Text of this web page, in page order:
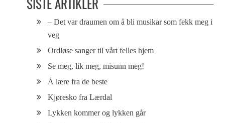
– Det var draumen om å bli musikar som fekk meg i
veg
Ordløse sanger til vårt felles hjem
Se meg, lik meg, misunn meg!
Å lære fra de beste
Kjøresko fra Lærdal
Lykken kommer og lykken går